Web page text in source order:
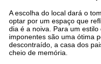
A escolha do local dará o
optar por um espaço que
dia é a noiva. Para um
imponentes são uma ótima
descontraído, a casa dos
cheio de memória.